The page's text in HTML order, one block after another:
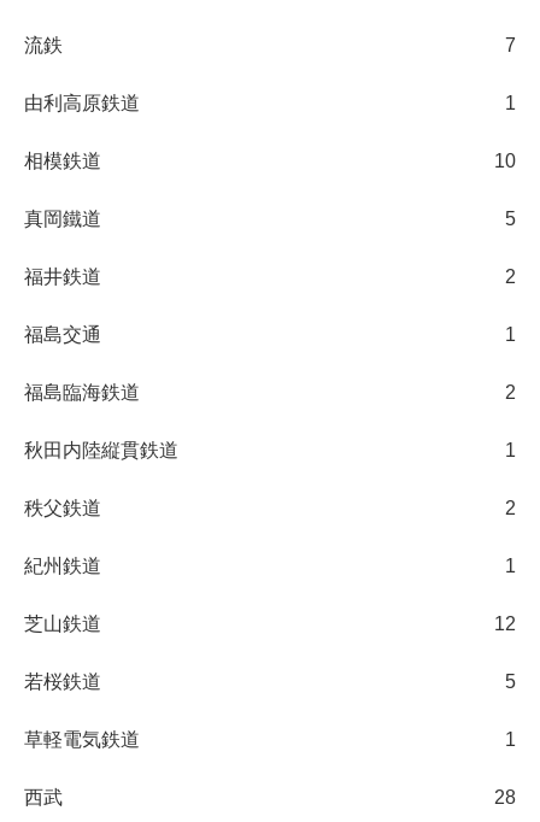
流鉄 7
由利高原鉄道 1
相模鉄道 10
真岡鐵道 5
福井鉄道 2
福島交通 1
福島臨海鉄道 2
秋田内陸縦貫鉄道 1
秩父鉄道 2
紀州鉄道 1
芝山鉄道 12
若桜鉄道 5
草軽電気鉄道 1
西武 28